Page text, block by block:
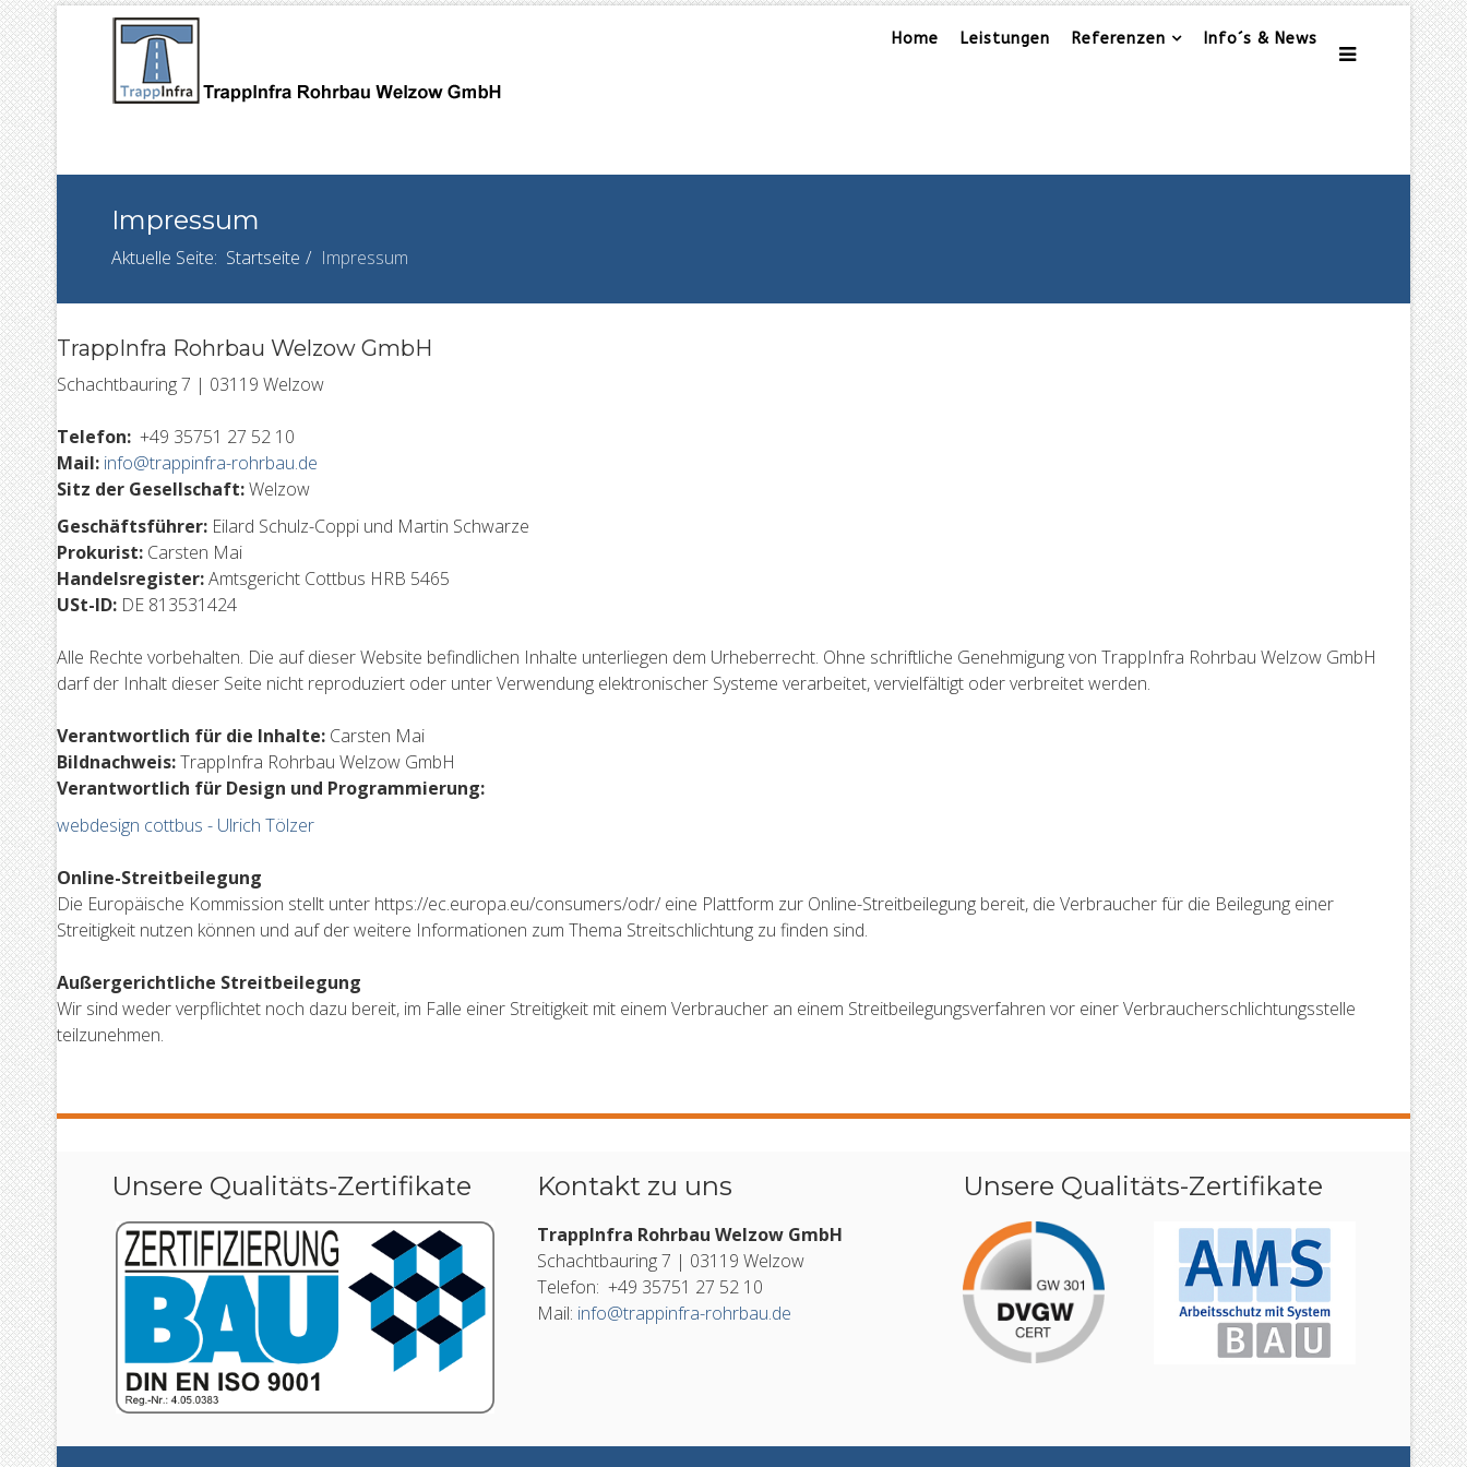
Home Leistungen Referenzen Info´s & News
Impressum
Aktuelle Seite: Startseite Impressum
TrappInfra Rohrbau Welzow GmbH
Schachtbauring 7 | 03119 Welzow
Telefon: +49 35751 27 52 10
Mail: info@trappinfra-rohrbau.de
Sitz der Gesellschaft:Welzow
Geschäftsführer: Eilard Schulz-Coppi und Martin Schwarze
Prokurist: Carsten Mai
Handelsregister:Amtsgericht Cottbus HRB 5465
USt-ID: DE 813531424
Alle Rechte vorbehalten. Die auf dieser Website befindlichen Inhalte unterliegen dem Urheberrecht. Ohne schriftliche Genehmigung von TrappInfra Rohrbau Welzow GmbH
darf der Inhalt dieser Seite nicht reproduziert oder unter Verwendung elektronischer Systeme verarbeitet, vervielfältigt oder verbreitet werden.
Verantwortlich für die Inhalte: Carsten Mai
Bildnachweis:TrappInfra Rohrbau Welzow GmbH
Verantwortlich für Design und Programmierung:
webdesign cottbus - Ulrich Tölzer
Online-Streitbeilegung
Die Europäische Kommission stellt unter https://ec.europa.eu/consumers/odr/ eine Plattform zur Online-Streitbeilegung bereit, die Verbraucher für die Beilegung einer
Streitigkeit nutzen können und auf der weitere Informationen zum Thema Streitschlichtung zu finden sind.
Außergerichtliche Streitbeilegung
Wir sind weder verpflichtet noch dazu bereit, im Falle einer Streitigkeit mit einem Verbraucher an einem Streitbeilegungsverfahren vor einer Verbraucherschlichtungsstelle
teilzunehmen.
Unsere Qualitäts-Zertifikate Kontakt zu uns
TrappInfra Rohrbau Welzow GmbH
Schachtbauring 7 | 03119 Welzow
Telefon: +49 35751 27 52 10
Mail: info@trappinfra-rohrbau.de
Unsere Qualitäts-Zertifikate